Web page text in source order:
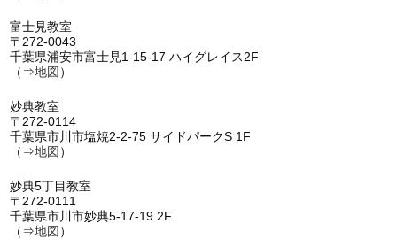
富士見教室
〒272-0043
千葉県浦安市富士見1-15-17 ハイグレイス2F
（⇒地図 ）
妙典教室
〒272-0114
千葉県市川市塩焼2-2-75 サイドパークS 1F
（⇒地図 ）
妙典5丁目教室
〒272-0111
千葉県市川市妙典5-17-19 2F
（⇒地図 ）